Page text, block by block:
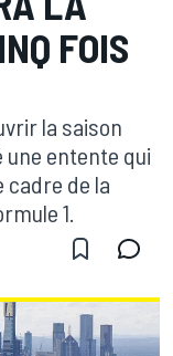
FOIS
la saison
entente qui
de la
1.